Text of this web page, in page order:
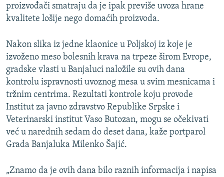
SVE KARTE DEJTONA
NASTANAK I RASPAD JUGOSLAVIJE
proizvođači smatraju da je ipak previše uvoza hrane
kvalitete lošije nego domaćih proizvoda.
Nakon slika iz jedne klaonice u Poljskoj iz koje je
izvoženo meso bolesnih krava na trpeze širom Evrope,
gradske vlasti u Banjaluci naložile su ovih dana
kontrolu ispravnosti uvoznog mesa u svim mesnicama i
tržnim centrima. Rezultati kontrole koju provode
Institut za javno zdravstvo Republike Srpske i
Veterinarski institut Vaso Butozan, mogu se očekivati
već u narednih sedam do deset dana, kaže portparol
Grada Banjaluka Milenko Šajić.
„Znamo da je ovih dana bilo raznih informacija i napisa